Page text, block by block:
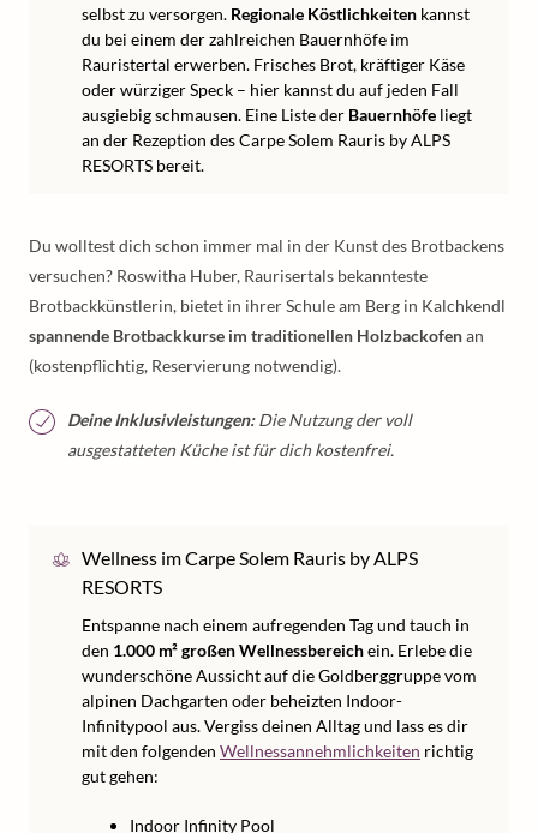
selbst zu versorgen. Regionale Köstlichkeiten kannst
du bei einem der zahlreichen Bauernhöfe im
Rauristertal erwerben. Frisches Brot, kräftiger Käse
oder würziger Speck – hier kannst du auf jeden Fall
ausgiebig schmausen. Eine Liste der Bauernhöfe liegt
an der Rezeption des Carpe Solem Rauris by ALPS
RESORTS bereit.
Du wolltest dich schon immer mal in der Kunst des Brotbackens
versuchen? Roswitha Huber, Raurisertals bekannteste
Brotbackkünstlerin, bietet in ihrer Schule am Berg in Kalchkendl
spannende Brotbackkurse im traditionellen Holzbackofenan
(kostenpflichtig, Reservierung notwendig).
Deine Inklusivleistungen:Die Nutzung der voll
ausgestatteten Küche ist für dich kostenfrei.
Wellness im Carpe Solem Rauris by ALPS
RESORTS
Entspanne nach einem aufregenden Tag und tauch in
den 1.000 m² großen Wellnessbereichein. Erlebe die
wunderschöne Aussicht auf die Goldberggruppe vom
alpinen Dachgarten oder beheizten Indoor-
Infinitypool aus. Vergiss deinen Alltag und lass es dir
mit den folgenden Wellnessannehmlichkeiten richtig
gut gehen:
Indoor Infinity Pool